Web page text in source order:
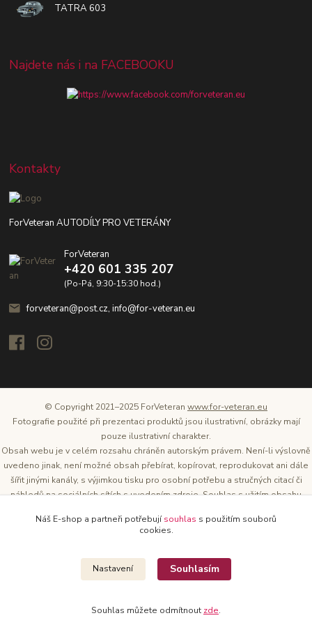
TATRA 603
Najdete nás i na FACEBOOKU
Kontakty
ForVeteran AUTODÍLY PRO VETERÁNY
ForVeteran
+420 601 335 207
(Po-Pá, 9:30-15:30 hod.)
forveteran@post.cz, info@for-veteran.eu
© Copyright 2021–2025 ForVeteran www.for-veteran.eu
Fotografie použité při prezentaci produktů jsou ilustrativní, obrázky mají
pouze ilustrativní charakter.
Obsah webu je v celém rozsahu chráněn autorským právem. Není-li výslovně
uvedeno jinak, není možné obsah přebírat, kopírovat, reprodukovat ani dále
šířit jinými kanály, s výjimkou tisku pro osobní potřebu a stručných citací či
náhledů na sociálních sítích s uvedením zdroje. Souhlas s užitím obsahu
těchto webových stránek je Tomáš Oršel.
Náš E-shop a partneři potřebujísouhlas s použitím souborů
cookies.
Nastavení Souhlasím
Souhlas můžete odmítnout zde.